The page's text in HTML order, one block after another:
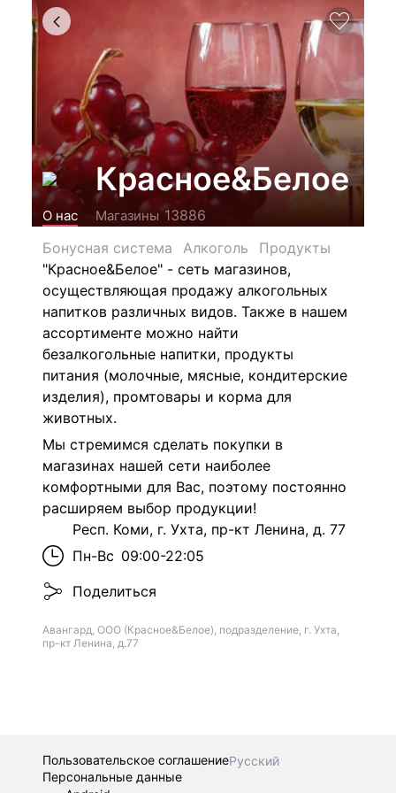
Красное&Белое
О нас Магазины 13886
Бонусная система
Алкоголь
Продукты
"Красное&Белое" - сеть магазинов,
осуществляющая продажу алкогольных
напитков различных видов. Также в нашем
ассортименте можно найти
безалкогольные напитки, продукты
питания (молочные, мясные, кондитерские
изделия), промтовары и корма для
животных.
Мы стремимся сделать покупки в
магазинах нашей сети наиболее
комфортными для Вас, поэтому постоянно
расширяем выбор продукции!
Респ. Коми, г. Ухта, пр-кт Ленина, д. 77
Пн-Вс 09:00-22:05
Поделиться
Авангард, ООО (Красное&Белое), подразделение, г. Ухта,
пр-кт Ленина, д.77
Пользовательское соглашениеРусский
Персональные данные